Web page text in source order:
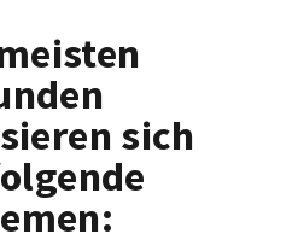
sich